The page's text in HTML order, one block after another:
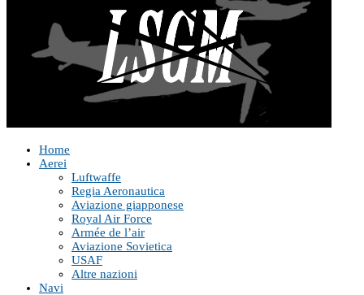
Home
Aerei
Luftwaffe
Regia Aeronautica
Aviazione giapponese
Royal Air Force
Armée de l’air
Aviazione Sovietica
USAF
Altre nazioni
Navi